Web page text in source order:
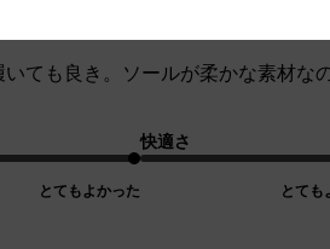
ても良き。ソールが柔かな素材な
とてもよかった
快適さ
とても